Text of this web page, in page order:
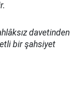
davetinden
bir şahsiyet